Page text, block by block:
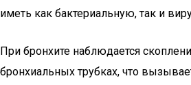
иметь как бактериальную, так и
При бронхите наблюдается
бронхиальных трубках, что